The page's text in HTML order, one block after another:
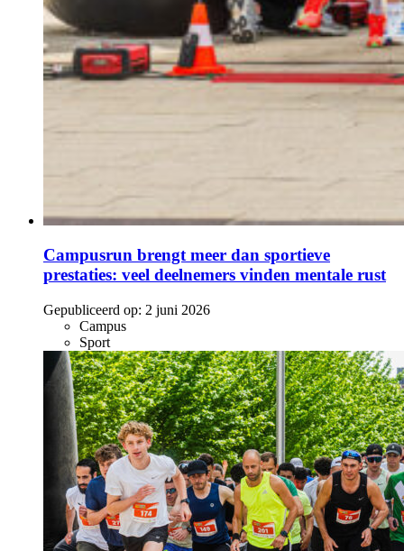
Campusrun brengt meer dan sportieve
prestaties: veel deelnemers vinden mentale rust
Gepubliceerd op: 2 juni 2026
Campus
Sport